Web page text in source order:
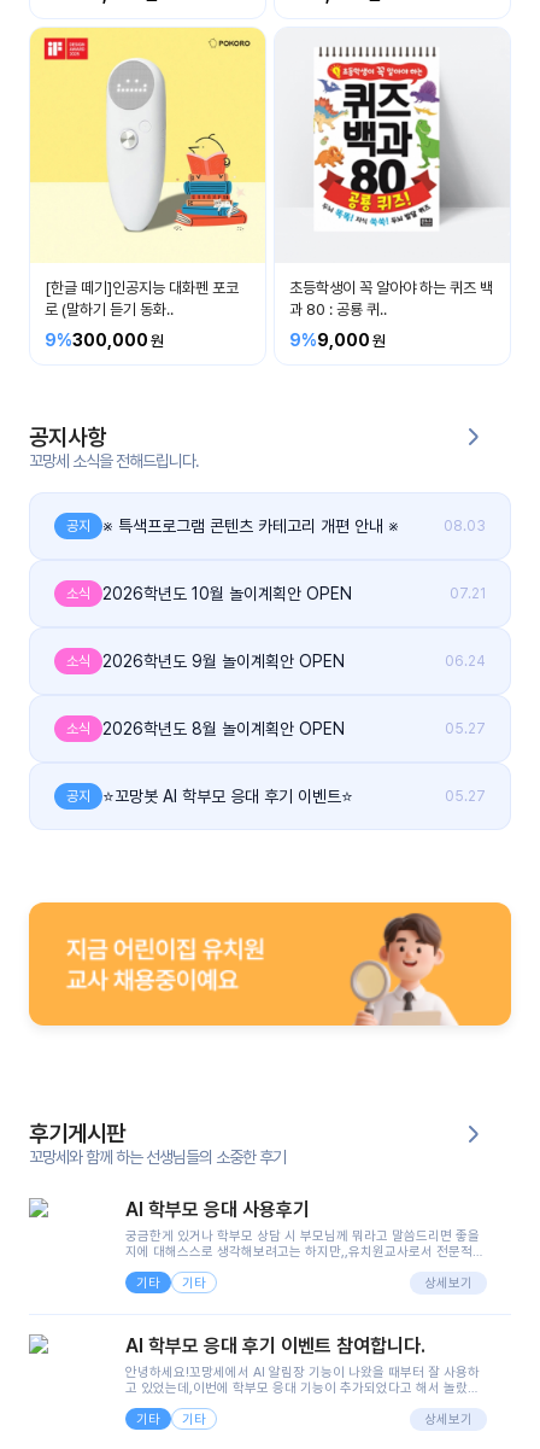
공지
이벤
우리
들의
이야
기
후기
게시
판
그
[한글 떼기]인공지능 대화펜 포코
로 (말하기 듣기 동화..
9%300,000
초등학생이 꼭 알아야 하는 퀴즈 백
과 80 : 공룡 퀴..
9%9,000
공지사항
꼬망세 소식을 전해드립니다.
공지 ※ 특색프로그램 콘텐츠 카테고리 개편 안내 ※ 08.03
소식 2026학년도 10월 놀이계획안 OPEN 07.21
소식 2026학년도 9월 놀이계획안 OPEN 06.24
소식 2026학년도 8월 놀이계획안 OPEN 05.27
공지 ⭐꼬망봇 AI 학부모 응대 후기 이벤트⭐ 05.27
후기게시판
꼬망세와 함께 하는 선생님들의 소중한 후기
AI 학부모 응대 사용후기
궁금한게 있거나 학부모 상담 시 부모님께 뭐라고 말씀드리면 좋을
지에 대해스스로 생각해보려고는 하지만,,유치원교사로서 전문적인
려니 어려울때가...^^(저만 그런거 아니죠 ㅜㅜ)꼬망봇의 장점은 지
피티나 제미나이는 몇세이고 여자인지 남자인지 등그래도 좀 기본
정보를 제공하면서 물어봐야할 때가 있어그때마다 정보를 입력하는
으셔서 고민이 됐는데ai 학부모 응대를 써볼 수 있어서 좋았어요!앞
면..)그리고 제가 신입 때 이게 있었더라면 ㅜㅜㅜㅜ?응대 팁이 정말
좋은거 같아요지금은 그래도 아이들이 잘 이해 되지만초임 때는 정
말 어려워서 항상다른 선생님들께 도움을 요청했었거든요..ㅠ*일지
쓸 때도 좀 도움이 되는 거 같아요!
기타 기타 상세보기
AI 학부모 응대 후기 이벤트 참여합니다.
안녕하세요!꼬망세에서 AI 알림장 기능이 나왔을 때부터 잘 사용하
고 있었는데,이번에 학부모 응대 기능이 추가되었다고 해서 놀랐습
님 응대에 더 많은 부담을 느끼고 있습니다 ㅠㅠ이번에 제가 원에서
겪은 일과 학부모님께 전달드렸던 내용을 함께 보시고,저와 비슷한
기타 기타 상세보기